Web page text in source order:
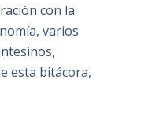
con la
varios
esta bitácora,